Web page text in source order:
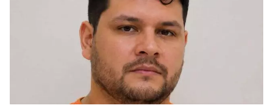
El cubano Wilfredo León, campeón con Polonia
en la Liga de Naciones de Voleibol 2026